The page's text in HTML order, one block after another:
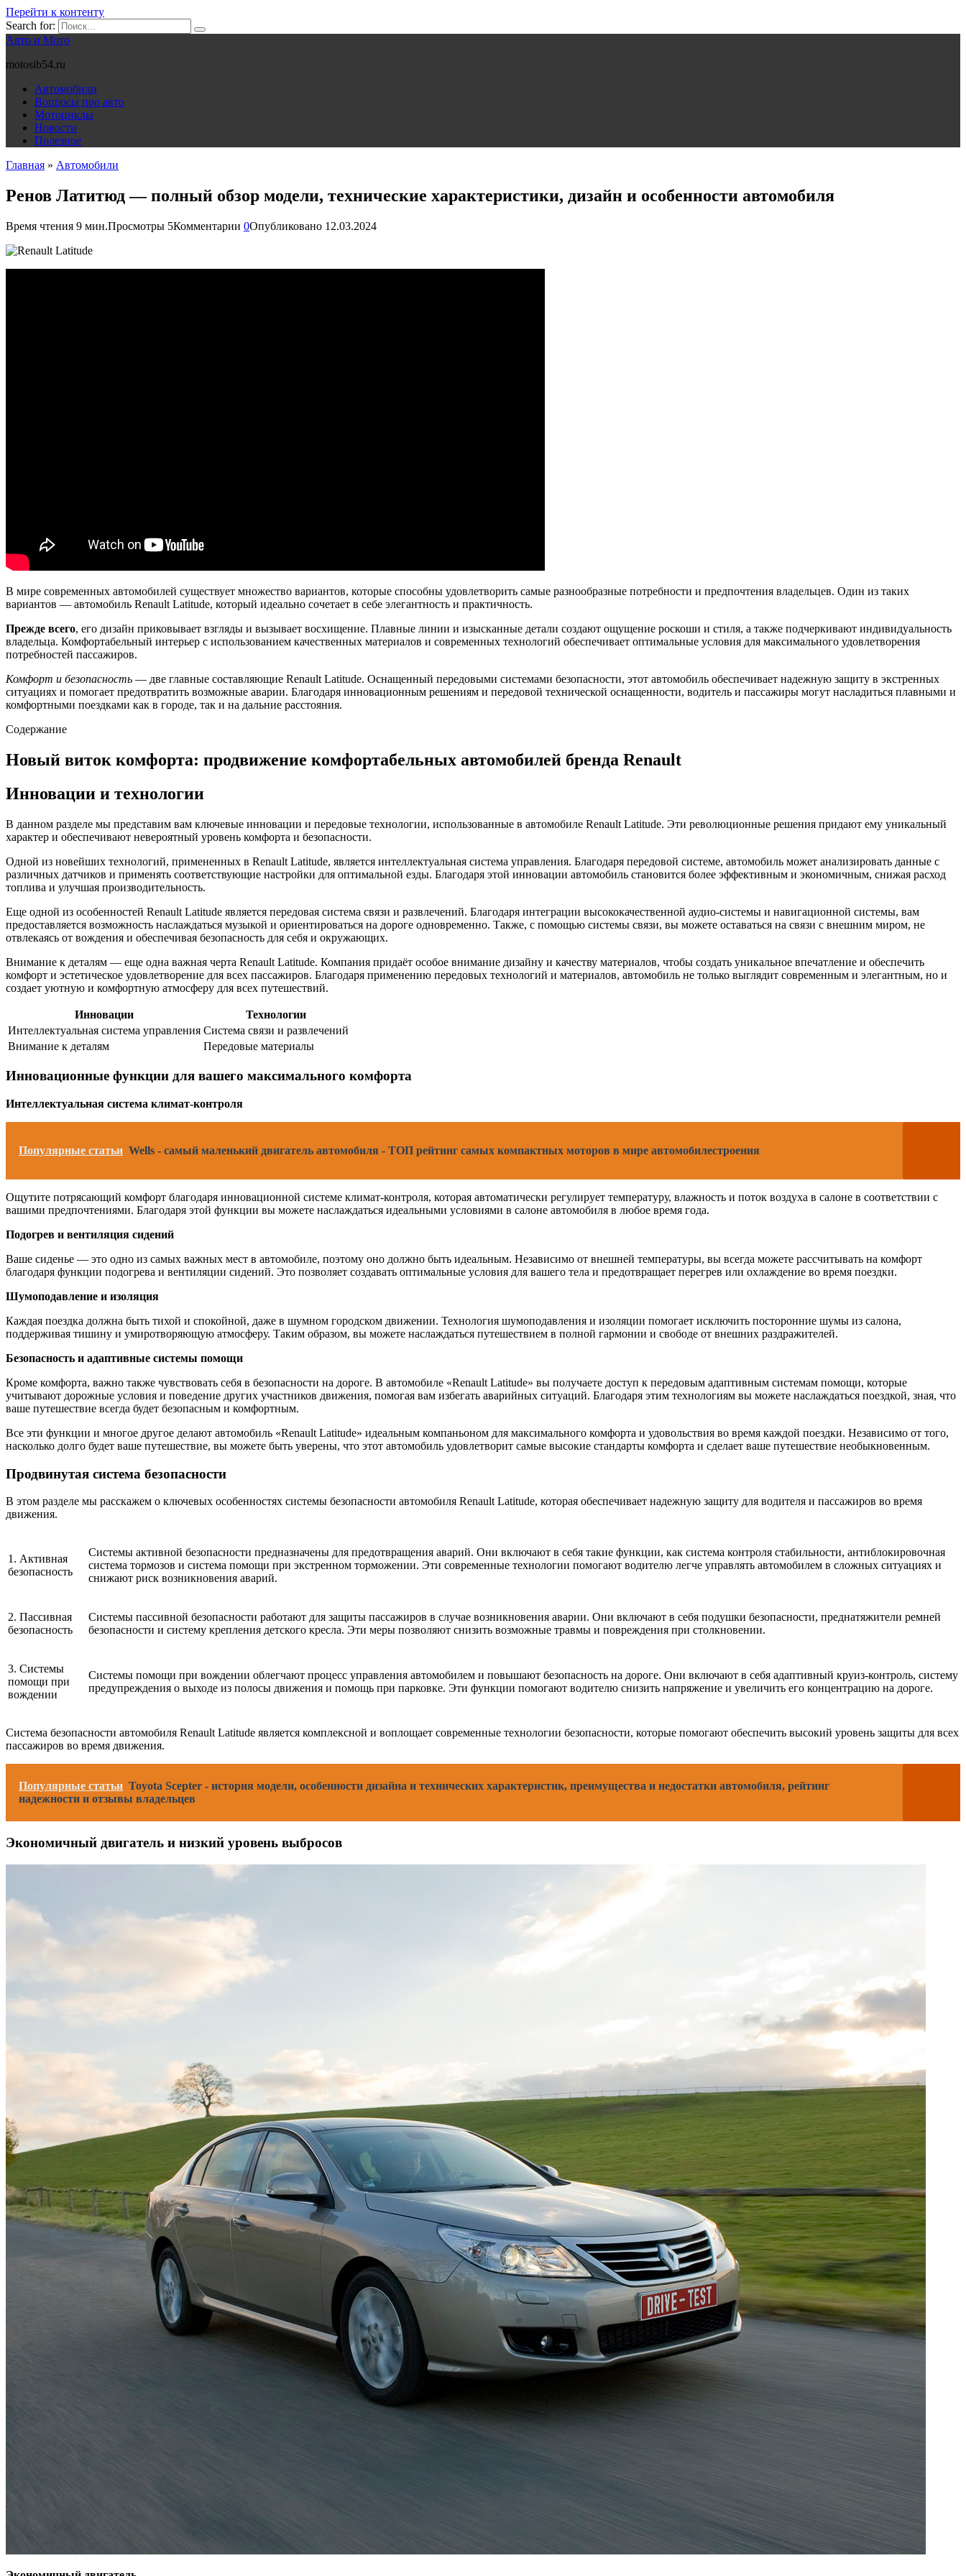
Перейти к контенту
Search for:
Авто и Мото
motosib54.ru
Автомобили
Вопросы про авто
Мотоциклы
Новости
Полезное
Главная » Автомобили
Ренов Латитюд — полный обзор модели, технические характеристики, дизайн и особенности автомобиля
Время чтения 9 мин.Просмотры 5Комментарии 0Опубликовано 12.03.2024
В мире современных автомобилей существует множество вариантов, которые способны удовлетворить самые разнообразные потребности и предпочтения владельцев. Один из таких
вариантов — автомобиль Renault Latitude, который идеально сочетает в себе элегантность и практичность.
Прежде всего, его дизайн приковывает взгляды и вызывает восхищение. Плавные линии и изысканные детали создают ощущение роскоши и стиля, а также подчеркивают индивидуальность
владельца. Комфортабельный интерьер с использованием качественных материалов и современных технологий обеспечивает оптимальные условия для максимального удовлетворения
потребностей пассажиров.
Комфорт и безопасность — две главные составляющие Renault Latitude. Оснащенный передовыми системами безопасности, этот автомобиль обеспечивает надежную защиту в экстренных
ситуациях и помогает предотвратить возможные аварии. Благодаря инновационным решениям и передовой технической оснащенности, водитель и пассажиры могут насладиться плавными и
комфортными поездками как в городе, так и на дальние расстояния.
Содержание
Новый виток комфорта: продвижение комфортабельных автомобилей бренда Renault
Инновации и технологии
В данном разделе мы представим вам ключевые инновации и передовые технологии, использованные в автомобиле Renault Latitude. Эти революционные решения придают ему уникальный
характер и обеспечивают невероятный уровень комфорта и безопасности.
Одной из новейших технологий, примененных в Renault Latitude, является интеллектуальная система управления. Благодаря передовой системе, автомобиль может анализировать данные с
различных датчиков и применять соответствующие настройки для оптимальной езды. Благодаря этой инновации автомобиль становится более эффективным и экономичным, снижая расход
топлива и улучшая производительность.
Еще одной из особенностей Renault Latitude является передовая система связи и развлечений. Благодаря интеграции высококачественной аудио-системы и навигационной системы, вам
предоставляется возможность наслаждаться музыкой и ориентироваться на дороге одновременно. Также, с помощью системы связи, вы можете оставаться на связи с внешним миром, не
отвлекаясь от вождения и обеспечивая безопасность для себя и окружающих.
Внимание к деталям — еще одна важная черта Renault Latitude. Компания придаёт особое внимание дизайну и качеству материалов, чтобы создать уникальное впечатление и обеспечить
комфорт и эстетическое удовлетворение для всех пассажиров. Благодаря применению передовых технологий и материалов, автомобиль не только выглядит современным и элегантным, но и
создает уютную и комфортную атмосферу для всех путешествий.
Инновации
Технологии
Интеллектуальная система управления Система связи и развлечений
Внимание к деталям
Передовые материалы
Инновационные функции для вашего максимального комфорта
Интеллектуальная система климат-контроля
Популярные статьи Wells - самый маленький двигатель автомобиля - ТОП рейтинг самых компактных моторов в мире автомобилестроения
Ощутите потрясающий комфорт благодаря инновационной системе климат-контроля, которая автоматически регулирует температуру, влажность и поток воздуха в салоне в соответствии с
вашими предпочтениями. Благодаря этой функции вы можете наслаждаться идеальными условиями в салоне автомобиля в любое время года.
Подогрев и вентиляция сидений
Ваше сиденье — это одно из самых важных мест в автомобиле, поэтому оно должно быть идеальным. Независимо от внешней температуры, вы всегда можете рассчитывать на комфорт
благодаря функции подогрева и вентиляции сидений. Это позволяет создавать оптимальные условия для вашего тела и предотвращает перегрев или охлаждение во время поездки.
Шумоподавление и изоляция
Каждая поездка должна быть тихой и спокойной, даже в шумном городском движении. Технология шумоподавления и изоляции помогает исключить посторонние шумы из салона,
поддерживая тишину и умиротворяющую атмосферу. Таким образом, вы можете наслаждаться путешествием в полной гармонии и свободе от внешних раздражителей.
Безопасность и адаптивные системы помощи
Кроме комфорта, важно также чувствовать себя в безопасности на дороге. В автомобиле «Renault Latitude» вы получаете доступ к передовым адаптивным системам помощи, которые
учитывают дорожные условия и поведение других участников движения, помогая вам избегать аварийных ситуаций. Благодаря этим технологиям вы можете наслаждаться поездкой, зная, что
ваше путешествие всегда будет безопасным и комфортным.
Все эти функции и многое другое делают автомобиль «Renault Latitude» идеальным компаньоном для максимального комфорта и удовольствия во время каждой поездки. Независимо от того,
насколько долго будет ваше путешествие, вы можете быть уверены, что этот автомобиль удовлетворит самые высокие стандарты комфорта и сделает ваше путешествие необыкновенным.
Продвинутая система безопасности
В этом разделе мы расскажем о ключевых особенностях системы безопасности автомобиля Renault Latitude, которая обеспечивает надежную защиту для водителя и пассажиров во время
движения.
1. Активная
безопасность
Системы активной безопасности предназначены для предотвращения аварий. Они включают в себя такие функции, как система контроля стабильности, антиблокировочная
система тормозов и система помощи при экстренном торможении. Эти современные технологии помогают водителю легче управлять автомобилем в сложных ситуациях и
снижают риск возникновения аварий.
2. Пассивная
безопасность
Системы пассивной безопасности работают для защиты пассажиров в случае возникновения аварии. Они включают в себя подушки безопасности, преднатяжители ремней
безопасности и систему крепления детского кресла. Эти меры позволяют снизить возможные травмы и повреждения при столкновении.
3. Системы
помощи при
вождении
Системы помощи при вождении облегчают процесс управления автомобилем и повышают безопасность на дороге. Они включают в себя адаптивный круиз-контроль, систему
предупреждения о выходе из полосы движения и помощь при парковке. Эти функции помогают водителю снизить напряжение и увеличить его концентрацию на дороге.
Система безопасности автомобиля Renault Latitude является комплексной и воплощает современные технологии безопасности, которые помогают обеспечить высокий уровень защиты для всех
пассажиров во время движения.
Популярные статьи Toyota Scepter - история модели, особенности дизайна и технических характеристик, преимущества и недостатки автомобиля, рейтинг
надежности и отзывы владельцев
Экономичный двигатель и низкий уровень выбросов